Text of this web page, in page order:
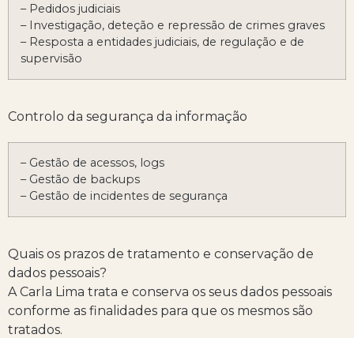
– Pedidos judiciais
– Investigação, deteção e repressão de crimes graves
– Resposta a entidades judiciais, de regulação e de
supervisão
Controlo da segurança da informação
– Gestão de acessos, logs
– Gestão de backups
– Gestão de incidentes de segurança
Quais os prazos de tratamento e conservação de
dados pessoais?
A Carla Lima trata e conserva os seus dados pessoais
conforme as finalidades para que os mesmos são
tratados.